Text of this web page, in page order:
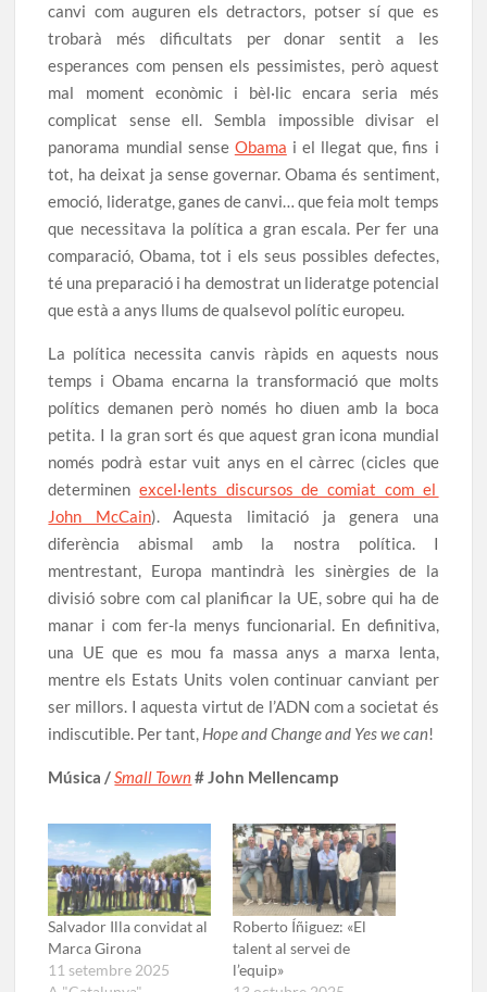
canvi com auguren els detractors, potser sí que es
trobarà més dificultats per donar sentit a les
esperances com pensen els pessimistes, però aquest
mal moment econòmic i bèl·lic encara seria més
complicat sense ell. Sembla impossible divisar el
panorama mundial sense Obama i el llegat que, fins i
tot, ha deixat ja sense governar. Obama és sentiment,
emoció, lideratge, ganes de canvi… que feia molt temps
que necessitava la política a gran escala. Per fer una
comparació, Obama, tot i els seus possibles defectes,
té una preparació i ha demostrat un lideratge potencial
que està a anys llums de qualsevol polític europeu.
La política necessita canvis ràpids en aquests nous
temps i Obama encarna la transformació que molts
polítics demanen però només ho diuen amb la boca
petita. I la gran sort és que aquest gran icona mundial
només podrà estar vuit anys en el càrrec (cicles que
determinenexcel·lents discursos de comiat com el
John McCain). Aquesta limitació ja genera una
diferència abismal amb la nostra política. I
mentrestant, Europa mantindrà les sinèrgies de la
divisió sobre com cal planificar la UE, sobre qui ha de
manar i com fer-la menys funcionarial. En definitiva,
una UE que es mou fa massa anys a marxa lenta,
mentre els Estats Units volen continuar canviant per
ser millors. I aquesta virtut de l’ADN com a societat és
indiscutible. Per tant, Hope and Change and Yes we can!
Música /Small Town# John Mellencamp
Salvador Illa convidat al
Marca Girona
11 setembre 2025
Roberto Íñiguez: «El
talent al servei de
l’equip»